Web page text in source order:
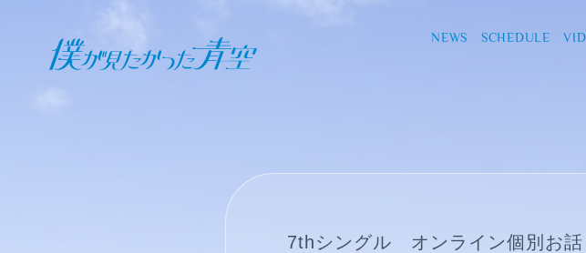
NEWS SCHEDULE
7thシングル オンライン個別お話